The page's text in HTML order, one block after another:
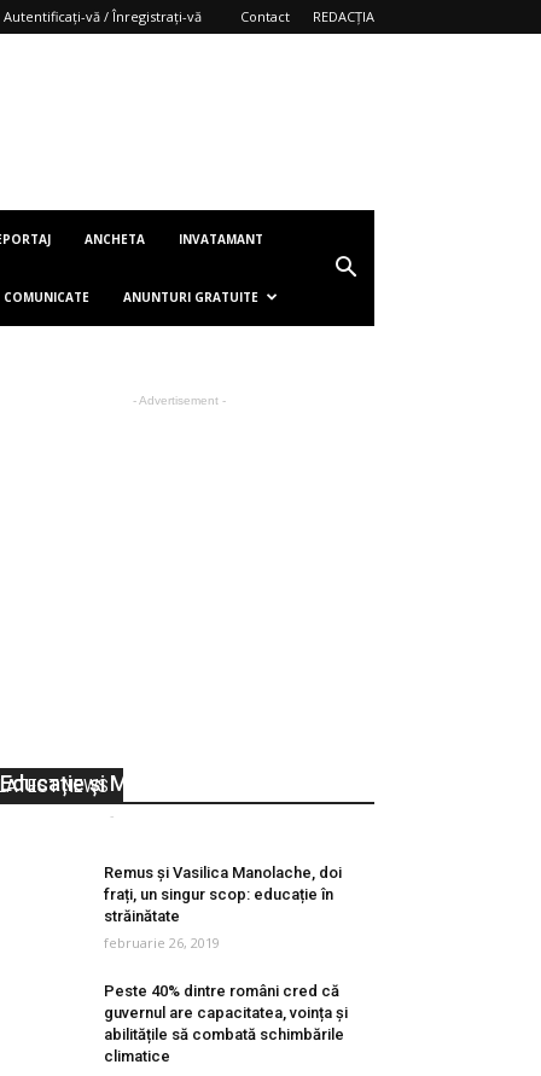
Autentificați-vă / Înregistrați-vă Contact REDACȚIA
ANCHETA INVATAMANT
COMUNICATE ANUNTURI GRATUITE
- Advertisement -
LATEST NEWS
Educație și Muncă
-
Remus și Vasilica Manolache, doi
frați, un singur scop: educație în
străinătate
februarie 26, 2019
Peste 40% dintre români cred că
guvernul are capacitatea, voința și
abilitățile să combată schimbările
climatice